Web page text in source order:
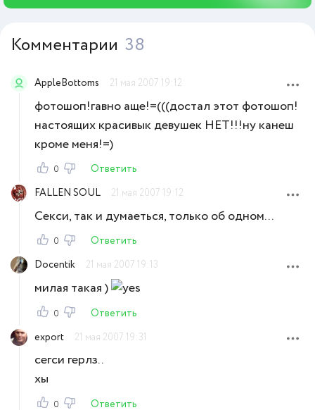
Комментарии 38
AppleBottoms 21 мая 2007 19:12
фотошоп!гавно аще!=(((достал этот фотошоп!
настоящих красивык девушек НЕТ!!!ну канеш
кроме меня!=)
0
Ответить
FALLEN SOUL
21 мая 2007 19:12
Секси, так и думаеться, только об одном...
0
Ответить
Docentik
21 мая 2007 19:13
милая такая )
0
Ответить
export
21 мая 2007 19:31
сегси герлз..
хы
0
Ответить